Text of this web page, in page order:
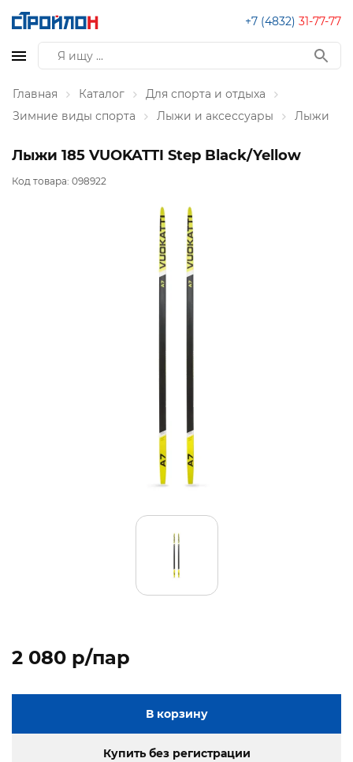
+7 (4832) 31-77-77
Главная Каталог
Для спорта и отдыха
Зимние виды спорта
Лыжи и аксессуары Лыжи
Лыжи 185 VUOKATTI Step Black/Yellow
Код товара: 098922
2 080 p/пар
В корзину
Купить без регистрации